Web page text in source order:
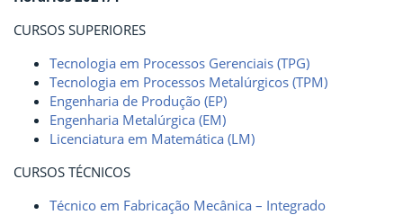
CURSOS SUPERIORES
Tecnologia em Processos Gerenciais (TPG)
Tecnologia em Processos Metalúrgicos (TPM)
Engenharia de Produção (EP)
Engenharia Metalúrgica (EM)
Licenciatura em Matemática (LM)
CURSOS TÉCNICOS
Técnico em Fabricação Mecânica – Integrado